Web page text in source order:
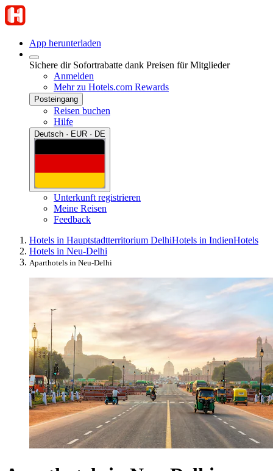
App herunterladen
Sichere dir Sofortrabatte dank Preisen für Mitglieder
Anmelden
Mehr zu Hotels.com Rewards
Posteingang
Reisen buchen
Hilfe
Deutsch · EUR · DE
Unterkunft registrieren
Meine Reisen
Feedback
Hotels in Hauptstadtterritorium DelhiHotels in IndienHotels
Hotels in Neu-Delhi
Aparthotels in Neu-Delhi